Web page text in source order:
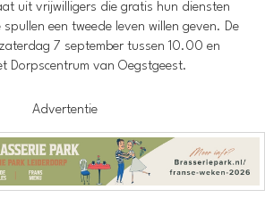
uit vrijwilligers die gratis hun diensten
een tweede leven willen geven. De
7 september tussen 10.00 en
Dorpscentrum van Oegstgeest.
Advertentie